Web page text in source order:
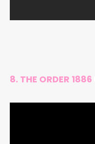
8. THE ORDER 1886